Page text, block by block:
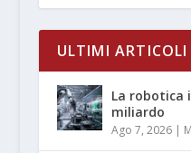
ULTIMI ARTICOLI
La robotica
miliardo
Ago 7, 2026|